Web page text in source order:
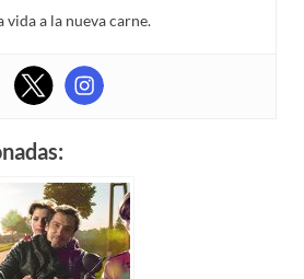
vida a la nueva carne.